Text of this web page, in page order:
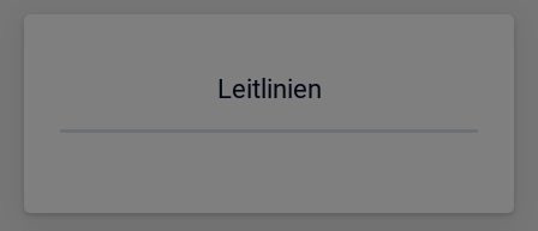
Leit­li­ni­en